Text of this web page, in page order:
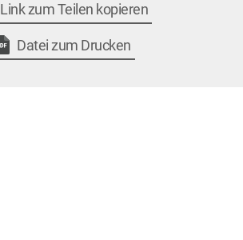
Link zum Teilen kopieren
Datei zum Drucken